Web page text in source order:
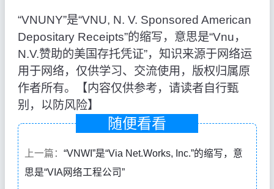
“VNUNY”是“VNU, N. V. Sponsored American
Depositary Receipts”的缩写，意思是“Vnu，
N.V.赞助的美国存托凭证”，知识来源于网络运
用于网络，仅供学习、交流使用，版权归属原
作者所有。【内容仅供参考，请读者自行甄
别，以防风险】
随便看看
上一篇： “VNWI”是“Via Net.Works, Inc.”的缩写，意
思是“VIA网络工程公司”